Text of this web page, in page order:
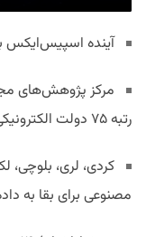
آینده اسپیس‌ایکس
مرکز پژوهش‌های
رتبه ۷۵ دولت الکترونیکی است
کردی، لری،
مصنوعی برای بقا به